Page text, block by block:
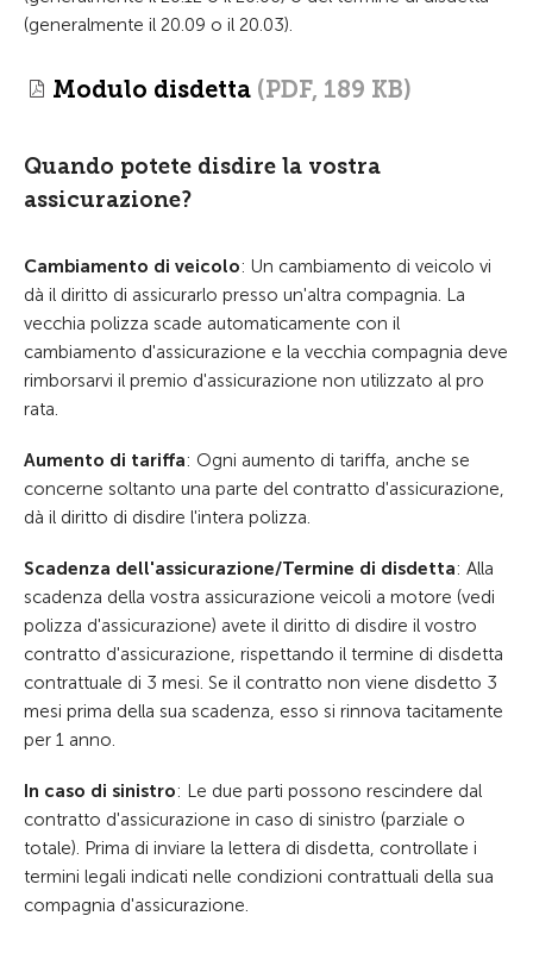
(generalmente il 20.09 o il 20.03).
Modulo disdetta (PDF, 189 KB)
Quando potete disdire la vostra
assicurazione?
Cambiamento di veicolo: Un cambiamento di veicolo vi
dà il diritto di assicurarlo presso un'altra compagnia. La
vecchia polizza scade automaticamente con il
cambiamento d'assicurazione e la vecchia compagnia deve
rimborsarvi il premio d'assicurazione non utilizzato al pro
rata.
Aumento di tariffa: Ogni aumento di tariffa, anche se
concerne soltanto una parte del contratto d'assicurazione,
dà il diritto di disdire l'intera polizza.
Scadenza dell'assicurazione/Termine di disdetta: Alla
scadenza della vostra assicurazione veicoli a motore (vedi
polizza d'assicurazione) avete il diritto di disdire il vostro
contratto d'assicurazione, rispettando il termine di disdetta
contrattuale di 3 mesi. Se il contratto non viene disdetto 3
mesi prima della sua scadenza, esso si rinnova tacitamente
per 1 anno.
In caso di sinistro: Le due parti possono rescindere dal
contratto d'assicurazione in caso di sinistro (parziale o
totale). Prima di inviare la lettera di disdetta, controllate i
termini legali indicati nelle condizioni contrattuali della sua
compagnia d'assicurazione.